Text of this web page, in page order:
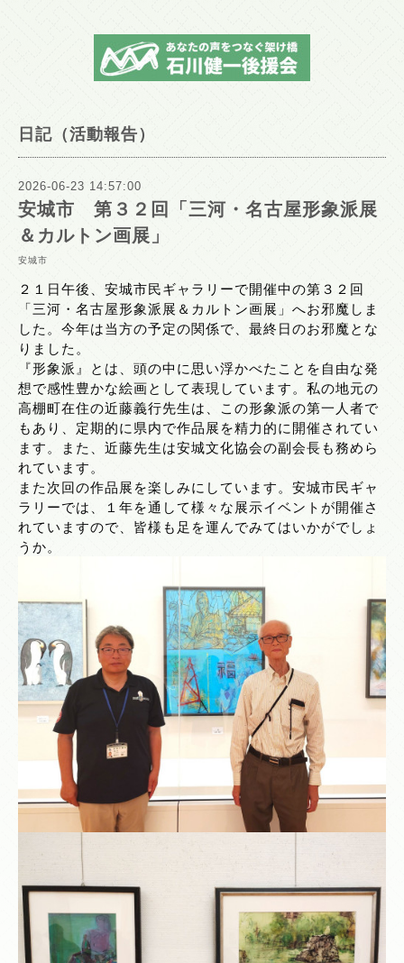
日記（活動報告）
2026-06-23 14:57:00
安城市 第３２回「三河・名古屋形象派展
＆カルトン画展」
安城市
２１日午後、安城市民ギャラリーで開催中の第３２回
「三河・名古屋形象派展＆カルトン画展」へお邪魔しま
した。今年は当方の予定の関係で、最終日のお邪魔とな
りました。
『形象派』とは、頭の中に思い浮かべたことを自由な発
想で感性豊かな絵画として表現しています。私の地元の
高棚町在住の近藤義行先生は、この形象派の第一人者で
もあり、定期的に県内で作品展を精力的に開催されてい
ます。また、近藤先生は安城文化協会の副会長も務めら
れています。
また次回の作品展を楽しみにしています。安城市民ギャ
ラリーでは、１年を通して様々な展示イベントが開催さ
れていますので、皆様も足を運んでみてはいかがでしょ
うか。